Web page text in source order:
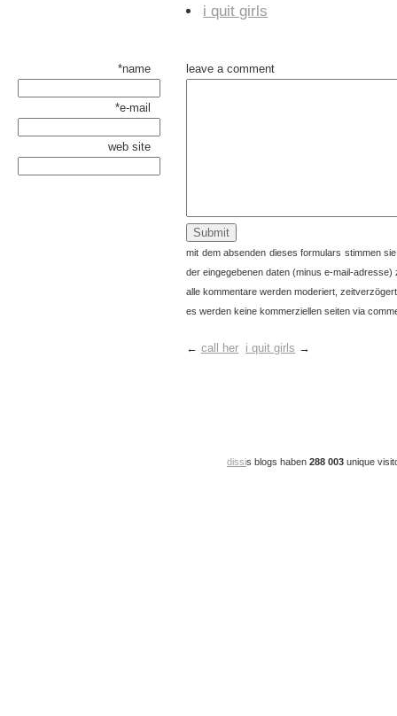
i quit girls
*name
*e-mail
web site
leave a comment
mit dem absenden dieses formulars stimmen
der eingegebenen daten (minus e-mail-adresse)
alle kommentare werden moderiert,
es werden keine kommerziellen seiten via
← call her i quit girls →
dissis blogs haben 288 003 unique